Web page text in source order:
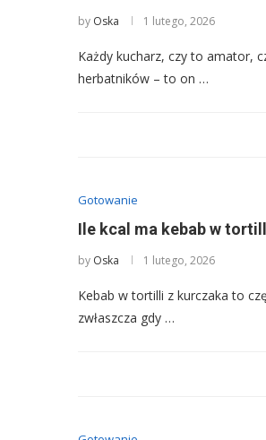
by Oska 1 lutego, 2026
Każdy kucharz, czy to amator,
herbatników – to on …
Gotowanie
Ile kcal ma kebab w
by Oska 1 lutego, 2026
Kebab w tortilli z kurczaka to
zwłaszcza gdy …